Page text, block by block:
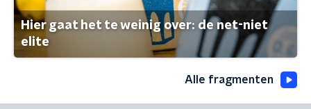
Hier gaat het te weinig over: de net-niet
elite
Alle fragmenten